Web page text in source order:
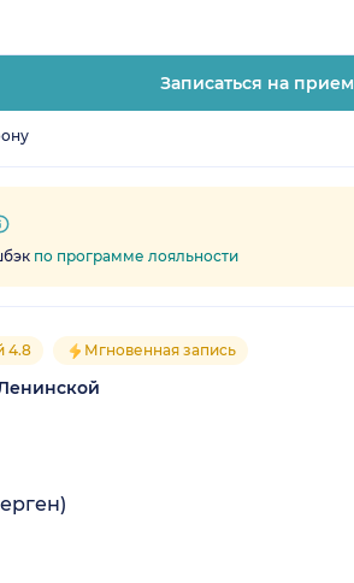
Записаться на прием
по программе лояльности
4.8 Мгновенная запись